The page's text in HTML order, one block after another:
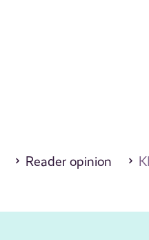
Reader opinion